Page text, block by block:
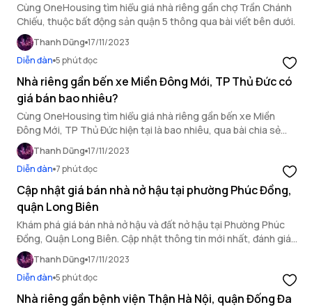
Cùng OneHousing tìm hiểu giá nhà riêng gần chợ Trần Chánh
Chiếu, thuộc bất động sản quận 5 thông qua bài viết bên dưới.
Thanh Dũng 17/11/2023
Diễn đàn 5 phút đọc
Nhà riêng gần bến xe Miền Đông Mới, TP Thủ Đức có
giá bán bao nhiêu?
Cùng OneHousing tìm hiểu giá nhà riêng gần bến xe Miền
Đông Mới, TP Thủ Đức hiện tại là bao nhiêu, qua bài chia sẻ
ngay sau đây.
Thanh Dũng 17/11/2023
Diễn đàn 7 phút đọc
Cập nhật giá bán nhà nở hậu tại phường Phúc Đồng,
quận Long Biên
Khám phá giá bán nhà nở hậu và đất nở hậu tại Phường Phúc
Đồng, Quận Long Biên. Cập nhật thông tin mới nhất, đánh giá
tiềm năng đầu tư giúp bạn đưa ra quyết định đầu tư bất động
sản hiệu quả.
Thanh Dũng 17/11/2023
Diễn đàn 5 phút đọc
Nhà riêng gần bệnh viện Thận Hà Nội, quận Đống Đa